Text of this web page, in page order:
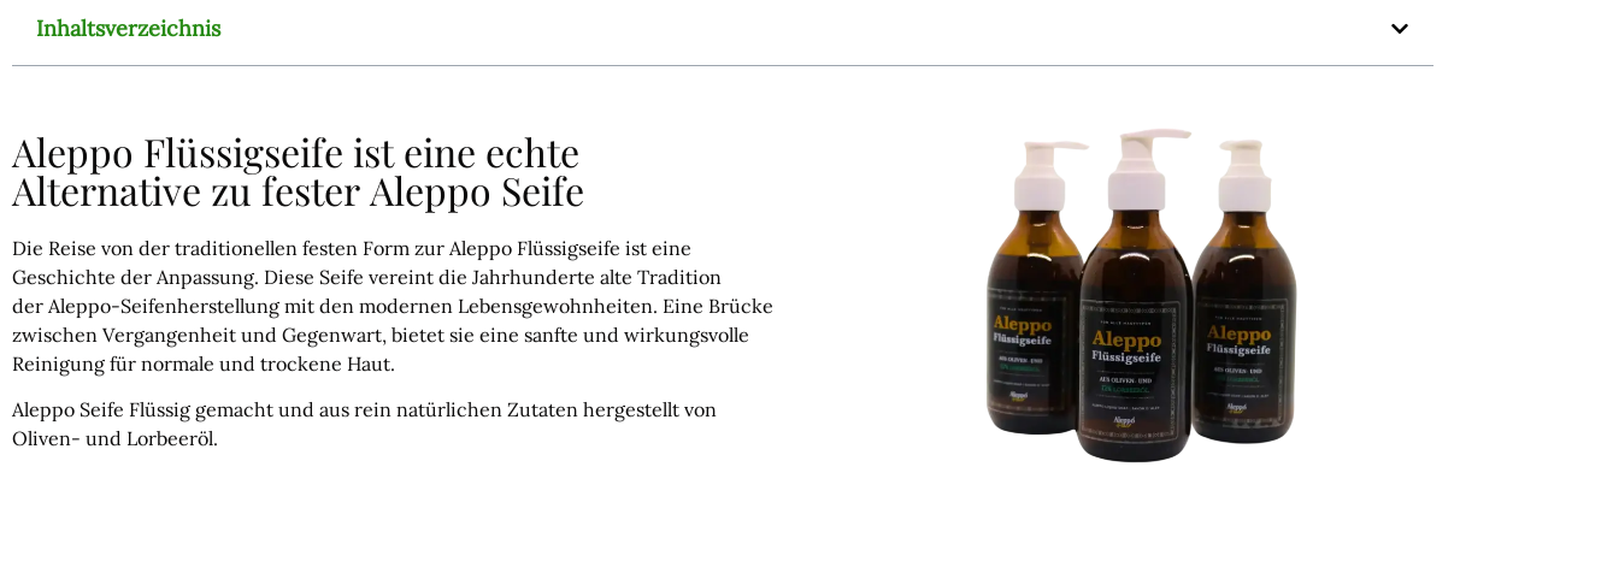
Inhaltsverzeichnis
Aleppo Flüssigseife ist eine echte
Alternative zu fester Aleppo Seife
Die Reise von der traditionellen festen Form zur Aleppo Flüssigseife ist eine
Geschichte der Anpassung. Diese Seife vereint die Jahrhunderte alte Tradition
der Aleppo-Seifenherstellung mit den modernen Lebensgewohnheiten. Eine Brücke
zwischen Vergangenheit und Gegenwart, bietet sie eine sanfte und wirkungsvolle
Reinigung für normale und trockene Haut.
Aleppo Seife Flüssig gemacht und aus rein natürlichen Zutaten hergestellt von
Oliven- und Lorbeeröl.